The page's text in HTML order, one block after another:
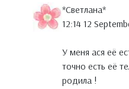
*Светлана*
12:14 12
У меня ася её
точно есть её
родила !